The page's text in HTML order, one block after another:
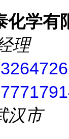
化学有
理
汉市